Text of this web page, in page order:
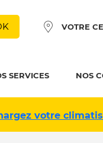
VOTRE
SERVICES NOS
votre